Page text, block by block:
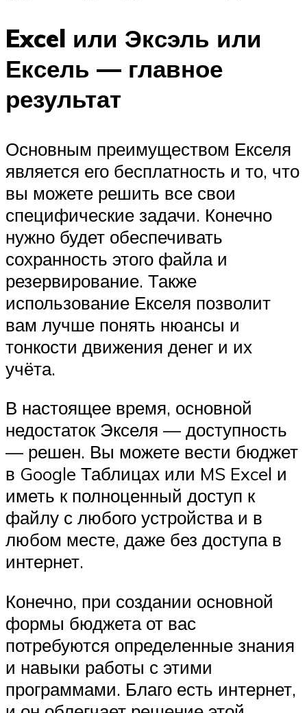
Excel или Эксэль или
Ексель — главное
результат
Основным преимуществом Екселя
является его бесплатность и то, что
вы можете решить все свои
специфические задачи. Конечно
нужно будет обеспечивать
сохранность этого файла и
резервирование. Также
использование Екселя позволит
вам лучше понять нюансы и
тонкости движения денег и их
учёта.
В настоящее время, основной
недостаток Экселя — доступность
— решен. Вы можете вести бюджет
в Google Таблицах или MS Excel и
иметь к полноценный доступ к
файлу с любого устройства и в
любом месте, даже без доступа в
интернет.
Конечно, при создании основной
формы бюджета от вас
потребуются определенные знания
и навыки работы с этими
программами. Благо есть интернет,